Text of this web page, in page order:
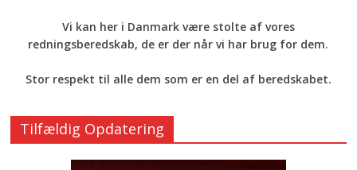
Vi kan her i Danmark være stolte af vores
redningsberedskab, de er der når vi har brug for dem.
Stor respekt til alle dem som er en del af beredskabet.
Tilfældig Opdatering